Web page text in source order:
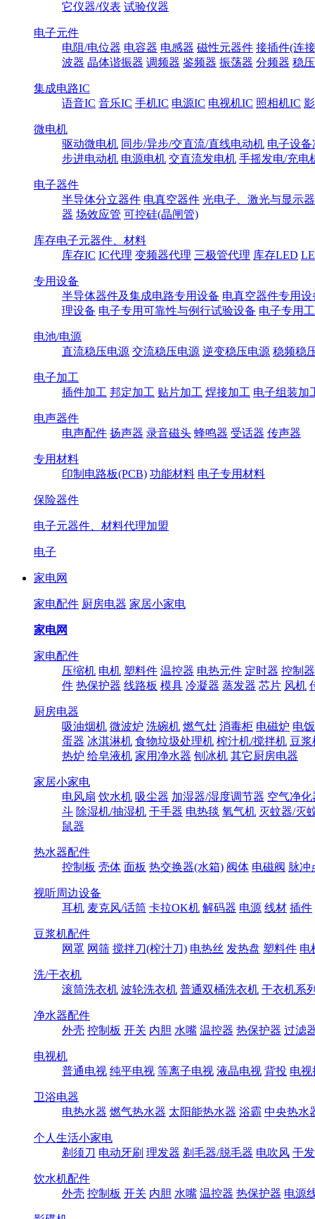
它仪器/仪表 试验仪器
电子元件
电阻/电位器 电容器 电感器 磁性元器件 接插件(连
波器 晶体谐振器 调频器 鉴频器 振荡器 分频器 稳
集成电路IC
语音IC 音乐IC 手机IC 电源IC 电视机IC 照相机IC
微电机
驱动微电机 同步/异步/交直流/直线电动机 电子设
步进电动机 电源电机 交直流发电机 手摇发电/充电
电子器件
半导体分立器件 电真空器件 光电子、激光与显示
器 场效应管 可控硅(晶闸管)
库存电子元器件、材料
库存IC IC代理 变频器代理 三极管代理 库存LED
专用设备
半导体器件及集成电路专用设备 电真空器件专用设
理设备 电子专用可靠性与例行试验设备 电子专用
电池/电源
直流稳压电源 交流稳压电源 逆变稳压电源 稳频稳
电子加工
插件加工 邦定加工 贴片加工 焊接加工 电子组装加
电声器件
电声配件 扬声器 录音磁头 蜂鸣器 受话器 传声器
专用材料
印制电路板(PCB) 功能材料 电子专用材料
保险器件
电子元器件、材料代理加盟
电子
家电网
家电配件 厨房电器 家居小家电
家电网
家电配件
压缩机 电机 塑料件 温控器 电热元件 定时器 控制器
件 热保护器 线路板 模具 冷凝器 蒸发器 芯片 风机
厨房电器
吸油烟机 微波炉 洗碗机 燃气灶 消毒柜 电磁炉 电
蛋器 冰淇淋机 食物垃圾处理机 榨汁机/搅拌机 豆浆
热炉 给皂液机 家用净水器 刨冰机 其它厨房电器
家居小家电
电风扇 饮水机 吸尘器 加湿器/湿度调节器 空气净
斗 除湿机/抽湿机 干手器 电热毯 氧气机 灭蚊器/灭
鼠器
热水器配件
控制板 壳体 面板 热交换器(水箱) 阀体 电磁阀 脉冲
视听周边设备
耳机 麦克风/话筒 卡拉OK机 解码器 电源 线材 插件
豆浆机配件
网罩 网筛 搅拌刀(榨汁刀) 电热丝 发热盘 塑料件 电
洗/干衣机
滚筒洗衣机 波轮洗衣机 普通双桶洗衣机 干衣机系
净水器配件
外壳 控制板 开关 内胆 水嘴 温控器 热保护器 过滤
电视机
普通电视 纯平电视 等离子电视 液晶电视 背投 电视
卫浴电器
电热水器 燃气热水器 太阳能热水器 浴霸 中央热水
个人生活小家电
剃须刀 电动牙刷 理发器 剃毛器/脱毛器 电吹风 干
饮水机配件
外壳 控制板 开关 内胆 水嘴 温控器 热保护器 电源